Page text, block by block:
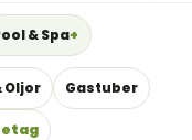
& Spa
Oljor Gastuber